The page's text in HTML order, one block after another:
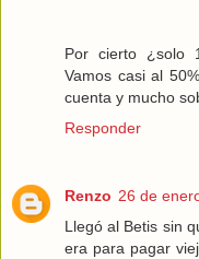
Por cierto ¿solo
Vamos casi al
cuenta y mucho
Responder
Renzo 26 de
Llegó al Betis sin
era para pagar